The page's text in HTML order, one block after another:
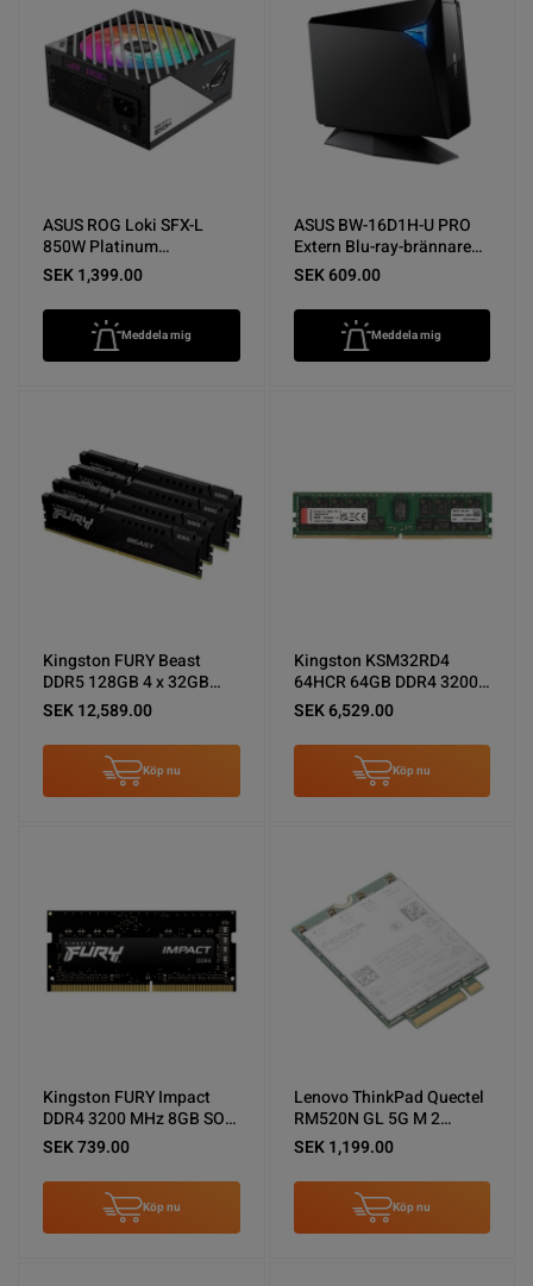
ASUS ROG Loki SFX-L
850W Platinum
Strömförsörjning -
Nyskick
SEK 1,399.00
Meddela mig
ASUS BW-16D1H-U PRO
Extern Blu-ray-brännare
USB 3.0 Svart - Nyskick
SEK 609.00
Meddela mig
Kingston FURY Beast
DDR5 128GB 4 x 32GB
5200MT s CL40 DIMM Kit
Nyskick
SEK 12,589.00
Köp nu
Kingston KSM32RD4
64HCR 64GB DDR4 3200
ECC Registered DIMM
Nyskick
SEK 6,529.00
Köp nu
Kingston FURY Impact
DDR4 3200 MHz 8GB SO
DIMM Nyskick
SEK 739.00
Köp nu
Lenovo ThinkPad Quectel
RM520N GL 5G M 2
WWAN modul Nyskick
SEK 1,199.00
Köp nu